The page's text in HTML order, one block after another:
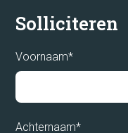
Solliciteren
Voornaam*
Achternaam*
Verkoop
locatie